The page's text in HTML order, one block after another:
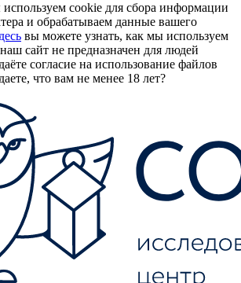
cookie для сбора информации
и обрабатываем данные вашего
вы можете узнать, как мы используем
сайт не предназначен для людей
согласие на использование файлов
что вам не менее 18 лет?